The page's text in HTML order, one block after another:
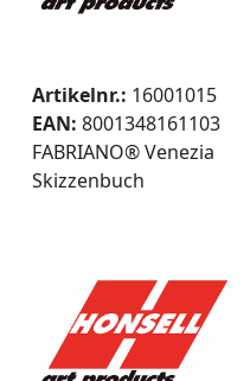
Artikelnr.: 16001015
EAN: 8001348161103
FABRIANO® Venezia
Skizzenbuch